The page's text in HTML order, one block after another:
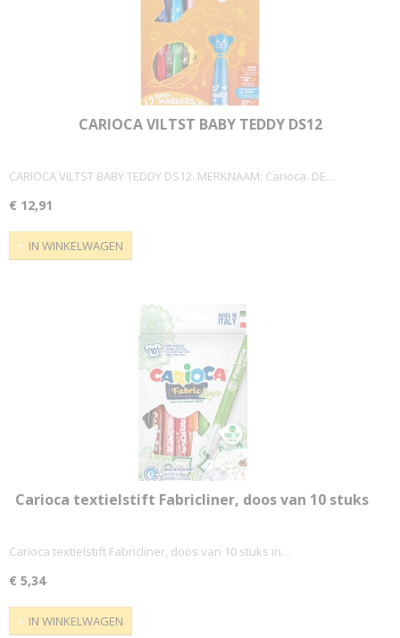
CARIOCA VILTST BABY TEDDY DS12
CARIOCA VILTST BABY TEDDY DS12. MERKNAAM: Carioca. DE…
€ 12,91
IN WINKELWAGEN
Carioca textielstift Fabricliner, doos van 10 stuks
Carioca textielstift Fabricliner, doos van 10 stuks in…
€ 5,34
IN WINKELWAGEN